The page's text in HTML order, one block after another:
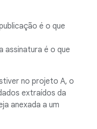
é o que
assinatura é o que
no projeto A, o
extraídos da
anexada a um